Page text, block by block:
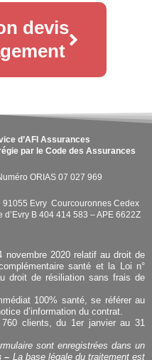
devis
d’AFI Assurances
par le Code des Assurances
ORIAS 07 027 969
Evry Courcouronnes Cedex
B 404 414 583 – APE 6622Z
novembre 2020 relatif au droit de
santé et la Loi n°
droit de résiliation sans frais de
100% santé, se référer au
d’information du contrat.
clients, du 1er janvier au 31
sont enregistrées dans un
– La base légale du traitement est